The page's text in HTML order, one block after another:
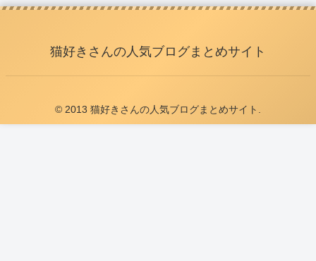
猫好きさんの人気ブログまとめサイト
© 2013 猫好きさんの人気ブログまとめサイト.